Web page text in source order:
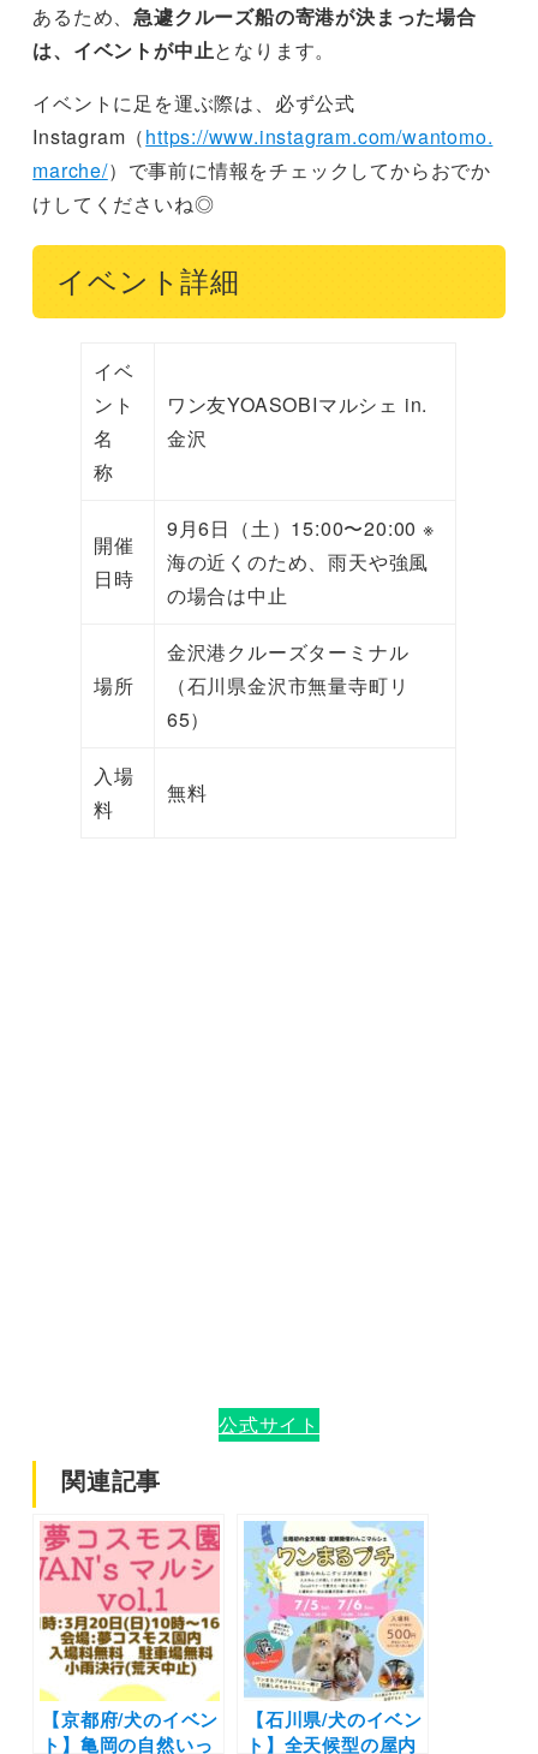
あるため、急遽クルーズ船の寄港が決まった場合
は、イベントが中止となります。
イベントに足を運ぶ際は、必ず公式
Instagram（https://www.instagram.com/wantomo.
marche/）で事前に情報をチェックしてからおでか
けしてくださいね◎
イベント詳細
イベ
ント
名
称
ワン友YOASOBIマルシェ in.
金沢
開催
日時
9月6日（土）15:00〜20:00 ※
海の近くのため、雨天や強風
の場合は中止
場所
金沢港クルーズターミナル
（石川県金沢市無量寺町リ
65）
入場
料
無料
公式サイト
関連記事
【京都府/犬のイベン
ト】亀岡の自然いっ
【石川県/犬のイベン
ト】全天候型の屋内